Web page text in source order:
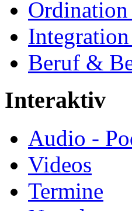
Beruf &
Interaktiv
Audio -
Videos
Termine